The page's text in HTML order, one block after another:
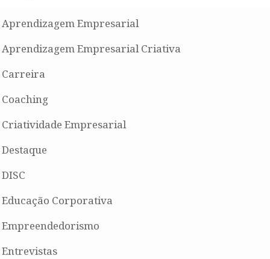
Aprendizagem Empresarial
Aprendizagem Empresarial Criativa
Carreira
Coaching
Criatividade Empresarial
Destaque
DISC
Educação Corporativa
Empreendedorismo
Entrevistas